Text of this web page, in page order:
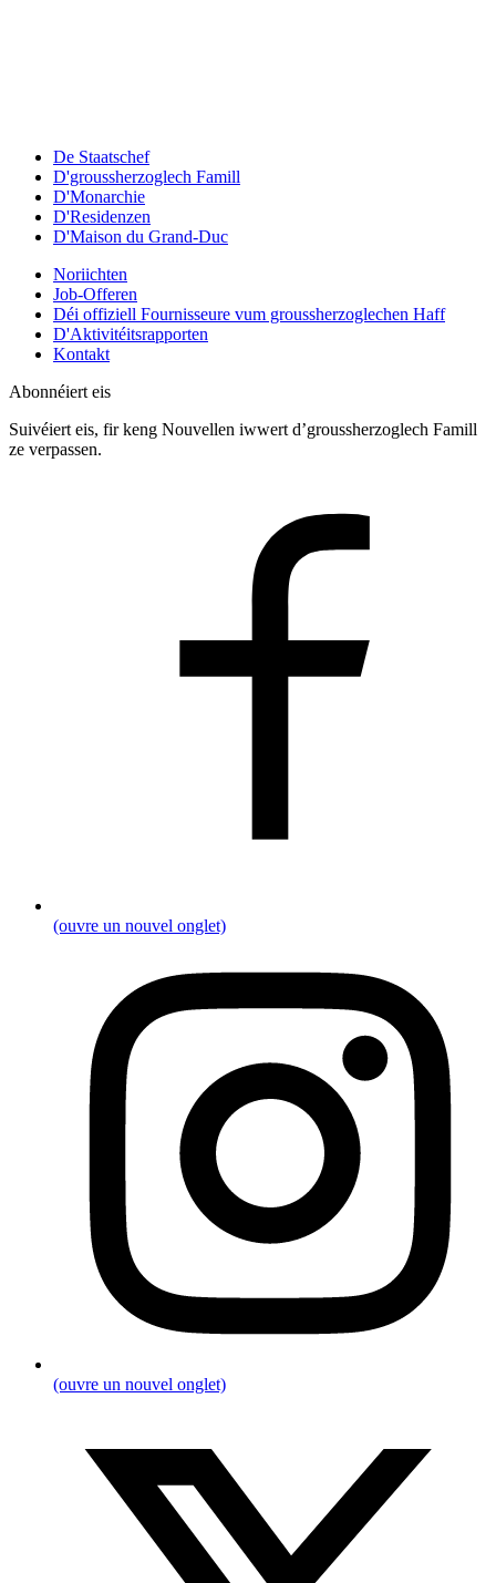
De Staatschef
D'groussherzoglech Famill
D'Monarchie
D'Residenzen
D'Maison du Grand-Duc
Noriichten
Job-Offeren
Déi offiziell Fournisseure vum groussherzoglechen Haff
D'Aktivitéitsrapporten
Kontakt
Abonnéiert eis
Suivéiert eis, fir keng Nouvellen iwwert d’groussherzoglech Famill
ze verpassen.
(ouvre un nouvel onglet)
(ouvre un nouvel onglet)